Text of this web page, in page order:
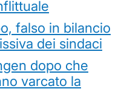
falso in bilancio
dei sindaci
dopo che
varcato la